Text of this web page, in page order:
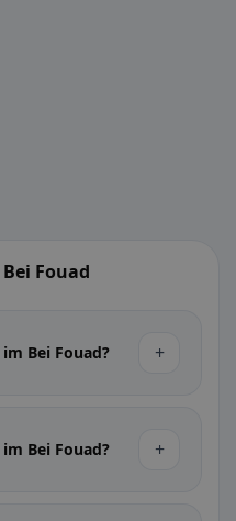
Fouad
Bei Fouad? +
Bei Fouad? +